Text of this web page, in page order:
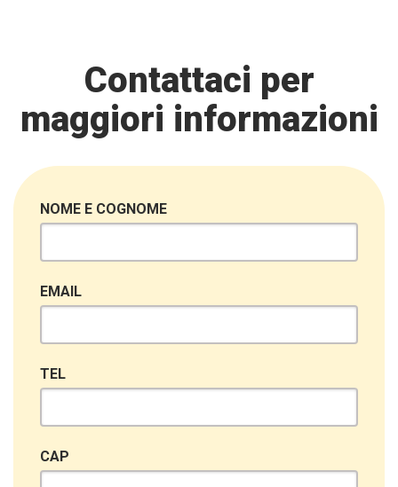
Contattaci per
maggiori informazioni
NOME E COGNOME
EMAIL
TEL
CAP